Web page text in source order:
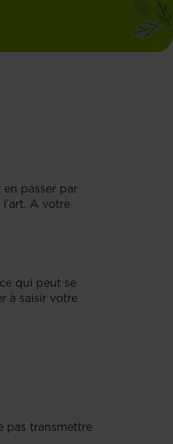
passer par
A votre
qui peut se
à saisir votre
pas transmettre